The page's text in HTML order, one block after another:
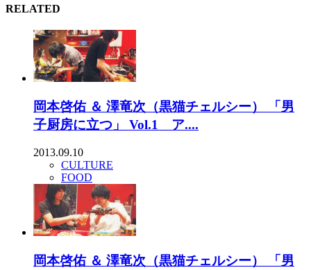
RELATED
岡本啓佑 ＆ 澤竜次（黒猫チェルシー） 「男
子厨房に立つ」 Vol.1 ア....
2013.09.10
CULTURE
FOOD
岡本啓佑 ＆ 澤竜次（黒猫チェルシー） 「男